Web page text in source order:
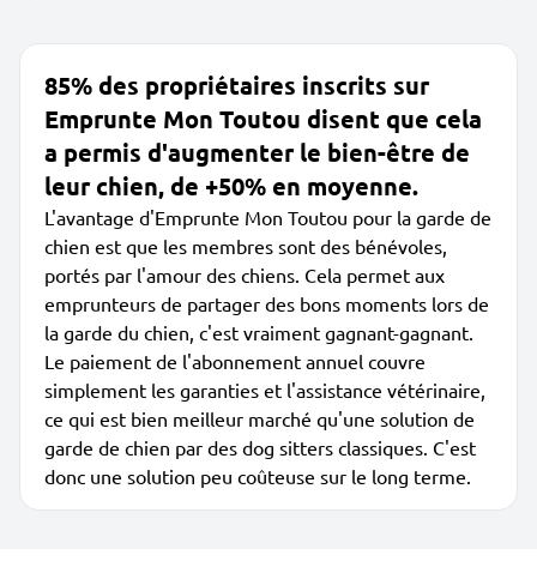
85% des propriétaires inscrits sur
Emprunte Mon Toutou disent que cela
a permis d'augmenter le bien-être de
leur chien, de +50% en moyenne.
L'avantage d'Emprunte Mon Toutou pour la garde de
chien est que les membres sont des bénévoles,
portés par l'amour des chiens. Cela permet aux
emprunteurs de partager des bons moments lors de
la garde du chien, c'est vraiment gagnant-gagnant.
Le paiement de l'abonnement annuel couvre
simplement les garanties et l'assistance vétérinaire,
ce qui est bien meilleur marché qu'une solution de
garde de chien par des dog sitters classiques. C'est
donc une solution peu coûteuse sur le long terme.